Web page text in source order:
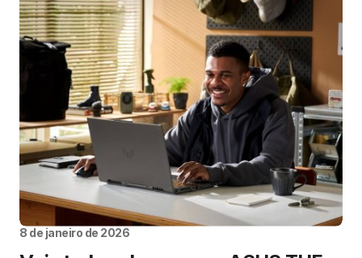
8 de janeiro de 2026